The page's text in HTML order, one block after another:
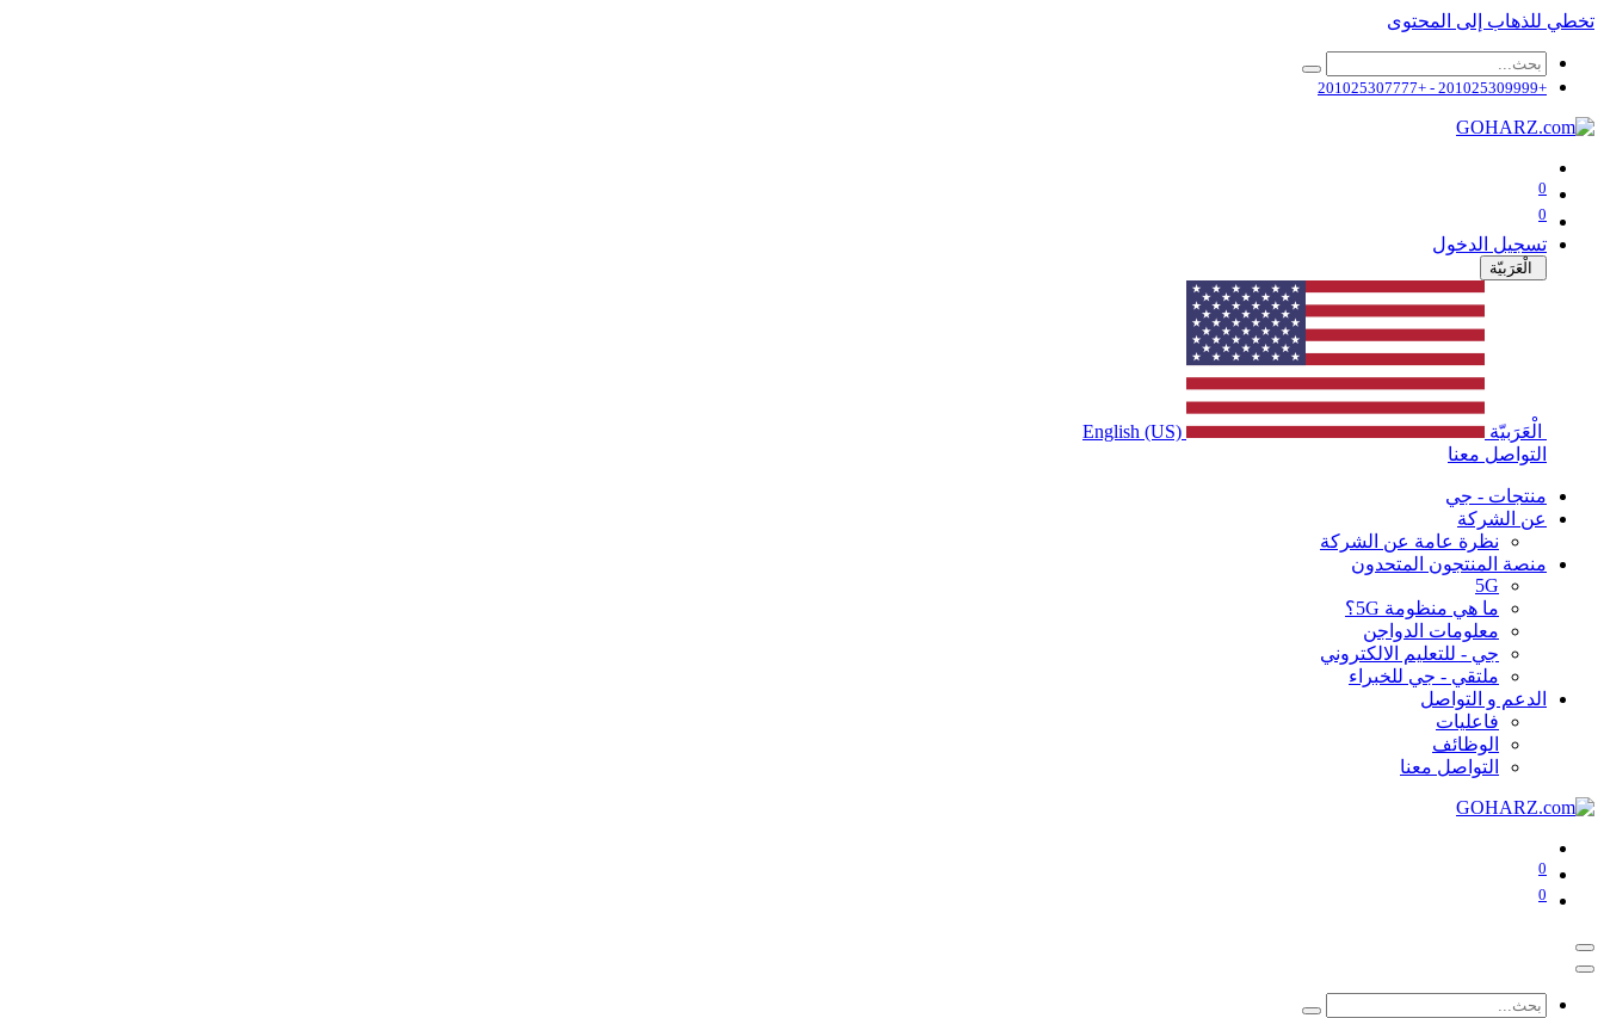
تخطي للذهاب إلى المحتوى
+201025309999 - +201025307777
0
0
تسجيل الدخول
الْعَرَبيّة
الْعَرَبيّة
English (US)
التواصل معنا
منتجات - جي
عن الشركة
نظرة عامة عن الشركة
منصة المنتجون المتحدون
5G
ما هي منظومة 5G؟
معلومات الدواجن
جي - للتعليم الالكتروني
ملتقي - جي للخبراء
الدعم و التواصل
فاعليات
الوظائف
التواصل معنا
0
0